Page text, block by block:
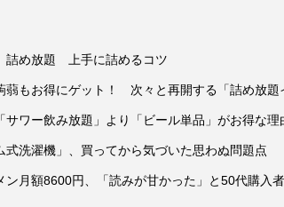
詰め放題 上手に詰めるコツ
蒻もお得にゲット！ 次々と再開する「詰め放題
サワー飲み放題」より「ビール単品」がお得な理
式洗濯機」、買ってから気づいた思わぬ問題点
ン月額8600円、「読みが甘かった」と50代購入